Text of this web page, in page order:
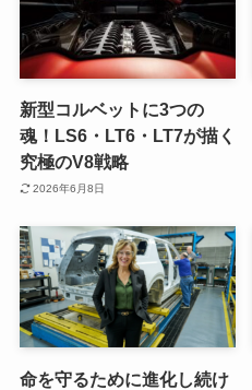
新型コルベットに3つの
魂！LS6・LT6・LT7が描く
究極のV8戦略
2026年6月8日
命を守るために進化し続け